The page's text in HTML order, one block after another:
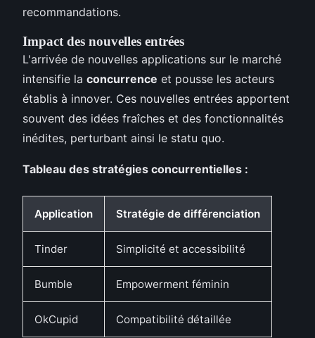
recommandations.
Impact des nouvelles entrées
L'arrivée de nouvelles applications sur le marché
intensifie la concurrence et pousse les acteurs
établis à innover. Ces nouvelles entrées apportent
souvent des idées fraîches et des fonctionnalités
inédites, perturbant ainsi le statu quo.
Tableau des stratégies concurrentielles :
Application Stratégie de différenciation
Tinder Simplicité et accessibilité
Bumble Empowerment féminin
OkCupid Compatibilité détaillée